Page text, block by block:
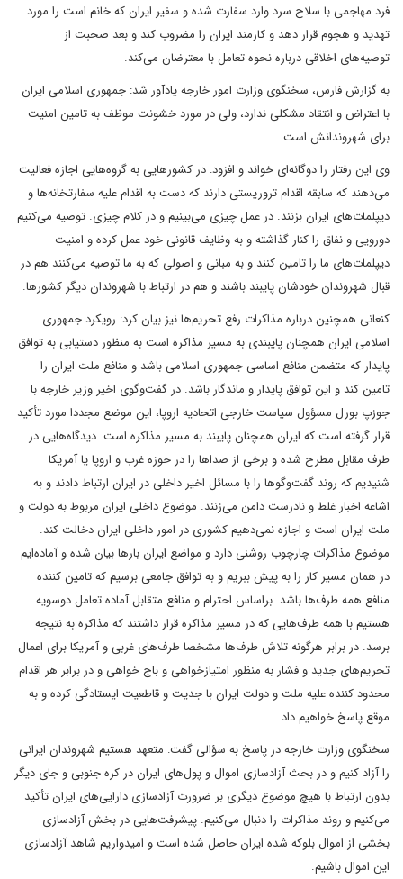
فرد مهاجمی با سلاح سرد وارد سفارت شده و سفیر ایران که خانم است را مورد
تهدید و هجوم قرار دهد و کارمند ایران را مضروب کند و بعد صحبت از
توصیه‌های اخلاقی درباره نحوه تعامل با معترضان می‌کند.
به گزارش فارس، سخنگوی وزارت امور خارجه یادآور شد: جمهوری اسلامی ایران
با اعتراض و انتقاد مشکلی ندارد، ولی در مورد خشونت موظف به تامین امنیت
برای شهروندانش است.
وی این رفتار را دوگانه‌‌ای خواند و افزود: در کشورهایی به گروه‌هایی اجازه فعالیت
می‌دهند که سابقه اقدام تروریستی دارند که دست به اقدام علیه سفارتخانه‌ها و
دیپلمات‌های ایران بزنند. در عمل چیزی می‌بینیم و در کلام چیزی. توصیه می‌کنیم
دورویی و نفاق را کنار گذاشته و به وظایف قانونی خود عمل کرده و امنیت
دیپلمات‌های ما را تامین کنند و به مبانی و اصولی که به ما توصیه می‌کنند هم در
قبال شهروندان خودشان پایبند باشند و هم در ارتباط با شهروندان دیگر کشورها.
کنعانی همچنین درباره مذاکرات رفع تحریم‌ها نیز بیان کرد: رویکرد جمهوری
اسلامی ایران همچنان پایبندی به مسیر مذاکره است به منظور دستیابی به توافق
پایدار که متضمن منافع اساسی جمهوری اسلامی باشد و منافع ملت ایران را
تامین کند و این توافق پایدار و ماندگار باشد. در گفت‌وگوی اخیر وزیر خارجه با
جوزپ بورل مسؤول سیاست خارجی اتحادیه اروپا، این موضع مجددا مورد تأکید
قرار گرفته است که ایران همچنان پایبند به مسیر مذاکره است. دیدگاه‌هایی در
طرف مقابل مطرح شده و برخی از صداها را در حوزه غرب و اروپا یا آمریکا
شنیدیم که روند گفت‌وگوها را با مسائل اخیر داخلی در ایران ارتباط دادند و به
اشاعه اخبار غلط و نادرست دامن می‌زنند. موضوع داخلی ایران مربوط به دولت و
ملت ایران است و اجازه نمی‌دهیم کشوری در امور داخلی ایران دخالت کند.
موضوع مذاکرات چارچوب روشنی دارد و مواضع ایران بارها بیان شده و آماده‌ایم
در همان مسیر کار را به پیش ببریم و به توافق جامعی برسیم که تامین کننده
منافع همه طرف‌ها باشد. براساس احترام و منافع متقابل آماده تعامل دوسویه
هستیم با همه طرف‌هایی که در مسیر مذاکره قرار داشتند که مذاکره به نتیجه
برسد. در برابر هرگونه تلاش طرف‌ها مشخصا طرف‌های غربی و آمریکا برای اعمال
تحریم‌های جدید و فشار به منظور امتیازخواهی و باج خواهی و در برابر هر اقدام
محدود کننده علیه ملت و دولت ایران با جدیت و قاطعیت ایستادگی کرده و به
موقع پاسخ خواهیم داد.
سخنگوی وزارت خارجه در پاسخ به سؤالی گفت: متعهد هستیم شهروندان ایرانی
را آزاد کنیم و در بحث آزادسازی اموال و پول‌های ایران در کره جنوبی و جای دیگر
بدون ارتباط با هیچ موضوع دیگری بر ضرورت آزادسازی دارایی‌های ایران تأکید
می‌کنیم و روند مذاکرات را دنبال می‌کنیم. پیشرفت‌هایی در بخش آزادسازی
بخشی از اموال بلوکه شده ایران حاصل شده است و امیدواریم شاهد آزادسازی
این اموال باشیم.